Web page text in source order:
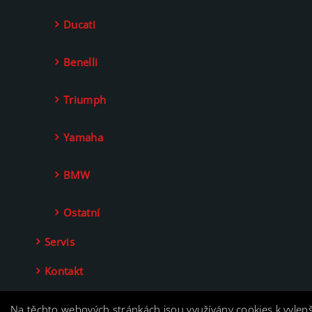
Ducati
Benelli
Triumph
Yamaha
BMW
Ostatní
Servis
Kontakt
Na těchto webových stránkách jsou využívány cookies k